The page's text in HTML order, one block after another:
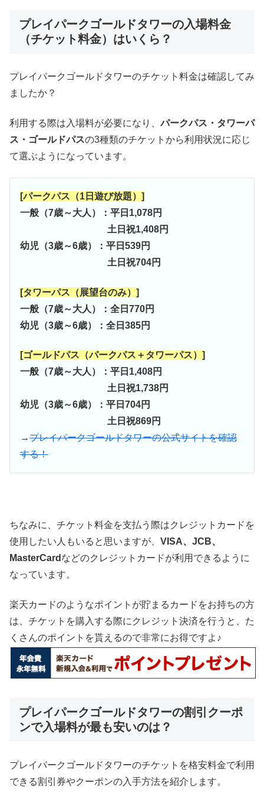
プレイパークゴールドタワーの入場料金
（チケット料金）はいくら？
プレイパークゴールドタワーのチケット料金は確認してみ
ましたか？
利用する際は入場料が必要になり、パークパス・タワーパ
ス・ゴールドパスの3種類のチケットから利用状況に応じ
て選ぶようになっています。
[パークパス（1日遊び放題）]
一般（7歳～大人）：平日1,078円
土日祝1,408円
幼児（3歳～6歳）：平日539円
土日祝704円
[タワーパス（展望台のみ）]
一般（7歳～大人）：全日770円
幼児（3歳～6歳）：全日385円
[ゴールドパス（パークパス＋タワーパス）]
一般（7歳～大人）：平日1,408円
土日祝1,738円
幼児（3歳～6歳）：平日704円
土日祝869円
→プレイパークゴールドタワーの公式サイトを確認
する！
ちなみに、チケット料金を支払う際はクレジットカードを
使用したい人もいると思いますが、 VISA、JCB、
MasterCard などのクレジットカードが利用できるように
なっています。
楽天カードのようなポイントが貯まるカードをお持ちの方
は、チケットを購入する際にクレジット決済を行うと、た
くさんのポイントを貰えるので非常にお得ですよ♪
プレイパークゴールドタワーの割引クーポ
ンで入場料が最も安いのは？
プレイパークゴールドタワーのチケットを格安料金で利用
できる割引券やクーポンの入手方法を紹介します。